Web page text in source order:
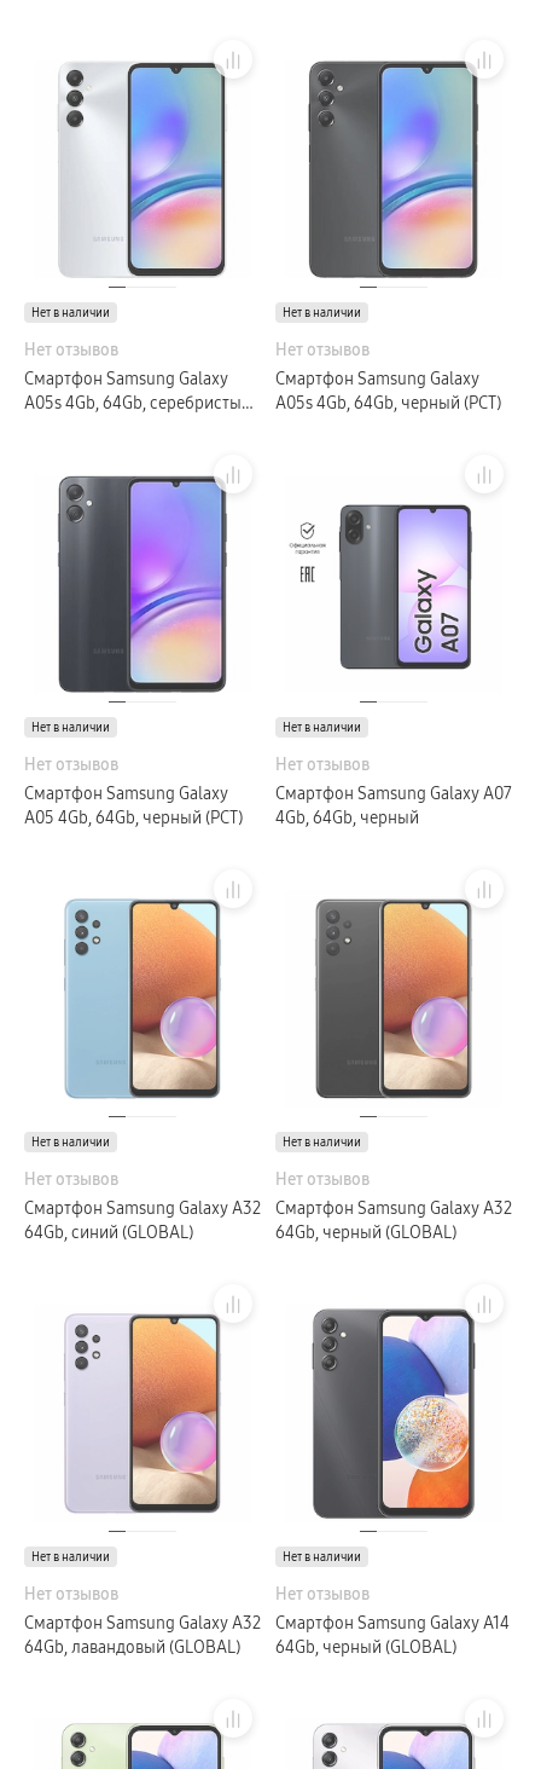
Нет в наличии
Нет отзывов
Смартфон Samsung Galaxy
A05s 4Gb, 64Gb, серебристый
Нет в наличии
Нет отзывов
Смартфон Samsung Galaxy
A05s 4Gb, 64Gb, черный (РСТ)
Нет в наличии
Нет отзывов
Смартфон Samsung Galaxy
A05 4Gb, 64Gb, черный (РСТ)
Нет в наличии
Нет отзывов
Смартфон Samsung Galaxy A07
4Gb, 64Gb, черный
Нет в наличии
Нет отзывов
Смартфон Samsung Galaxy A32
64Gb, синий (GLOBAL)
Нет в наличии
Нет отзывов
Смартфон Samsung Galaxy A32
64Gb, черный (GLOBAL)
Нет в наличии
Нет отзывов
Смартфон Samsung Galaxy A32
64Gb, лавандовый (GLOBAL)
Нет в наличии
Нет отзывов
Смартфон Samsung Galaxy A14
64Gb, черный (GLOBAL)